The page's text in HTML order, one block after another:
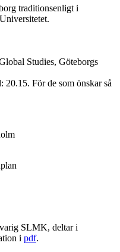
traditionsenligt i
Studies, Göteborgs
För de som önskar så
SLMK, deltar i
i pdf.